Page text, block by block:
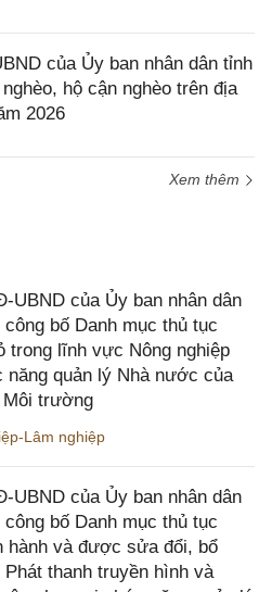
của Ủy ban nhân dân tỉnh
hộ cận nghèo trên địa
2026
Xem thêm
UBND của Ủy ban nhân dân
bố Danh mục thủ tục
trong lĩnh vực Nông nghiệp
năng quản lý Nhà nước của
Môi trường
Lâm nghiệp
UBND của Ủy ban nhân dân
bố Danh mục thủ tục
hành và được sửa đổi, bổ
thanh truyền hình và